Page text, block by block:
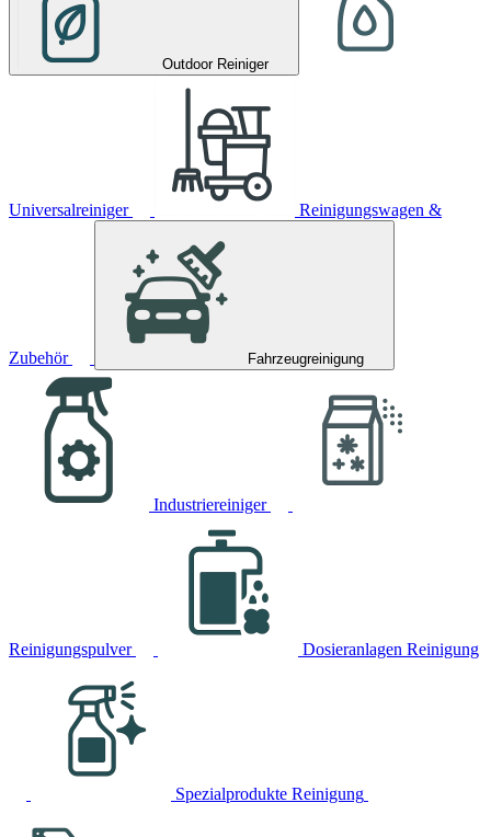
Outdoor Reiniger
Universalreiniger Reinigungswagen &
Zubehör Fahrzeugreinigung
Industriereiniger
Reinigungspulver Dosieranlagen Reinigung
Spezialprodukte Reinigung